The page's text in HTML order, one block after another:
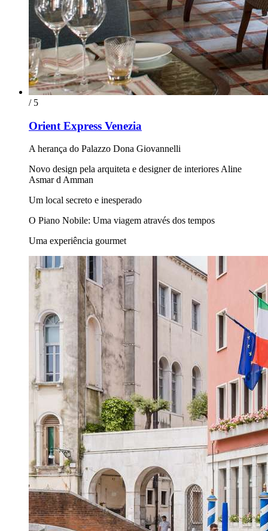
/ 5
Orient Express Venezia
A herança do Palazzo Dona Giovannelli
Novo design pela arquiteta e designer de interiores Aline
Asmar d Amman
Um local secreto e inesperado
O Piano Nobile: Uma viagem através dos tempos
Uma experiência gourmet